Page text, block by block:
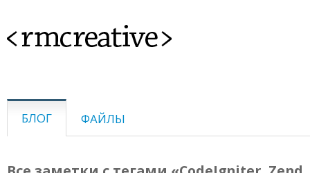
<rmcreative>
БЛОГ ФАЙЛЫ